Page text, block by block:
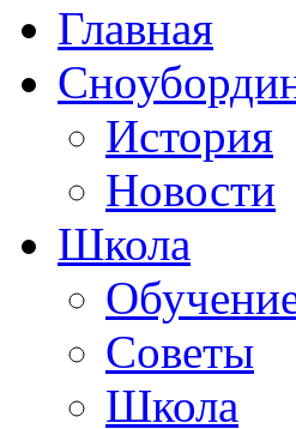
Главная
История
Новости
Школа
Советы
Школа